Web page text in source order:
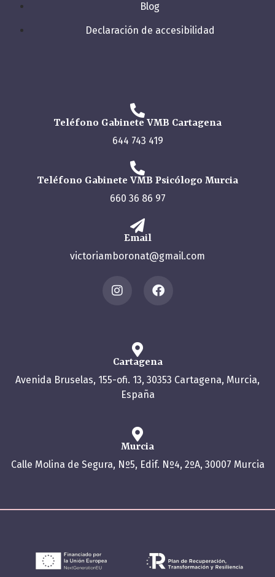
Blog
Declaración de accesibilidad
Teléfono Gabinete VMB Cartagena
644 743 419
Teléfono Gabinete VMB Psicólogo Murcia
660 36 86 97
Email
victoriamboronat@gmail.com
Cartagena
Avenida Bruselas, 155-ofi. 13, 30353 Cartagena, Murcia,
España
Murcia
Calle Molina de Segura, Nº5, Edif. Nº4, 2ºA, 30007 Murcia